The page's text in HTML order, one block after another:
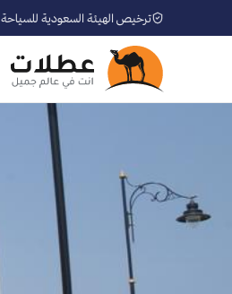
ترخيص الهيئة السعودية للسياحة 73105299